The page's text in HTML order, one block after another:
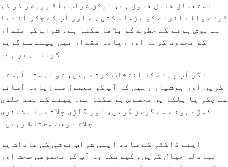
استعمال قابل قبول ہے، لیکن شراب بلڈ پریشر کو کم
کرنے والے اثرات کو بڑھا سکتی ہے اور آپ کے چکر آنے یا
بے ہوش ہونے کے خطرے کو بڑھا سکتی ہے۔ شراب کی مقدار
کو محدود کرنا اور زیادہ مقدار میں پینے سے گریز
کرنا بہتر ہے۔
اگر آپ پینے کا انتخاب کرتے ہیں، تو آہستہ آہستہ
کریں اور ہوشیار رہیں کہ آپ کو معمول سے زیادہ آسانی
سے چکر یا ہلکا پن محسوس ہو سکتا ہے۔ پینے کے بعد جلدی
کھڑے ہونے سے گریز کریں، اور گاڑی چلاتے یا مشینری
چلاتے وقت محتاط رہیں۔
اپنے ڈاکٹر کے ساتھ اپنی شراب نوشی کی عادات پر
تبادلہ خیال کریں، کیونکہ وہ آپ کی مجموعی صحت اور